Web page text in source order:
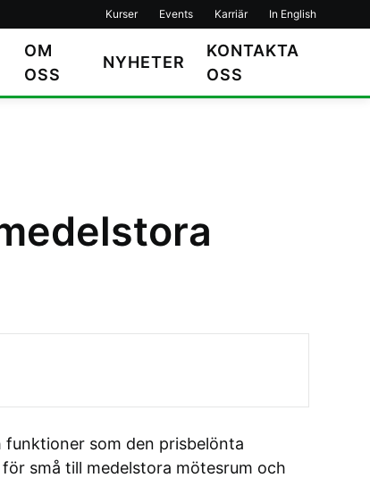
Kurser Events Karriär In English
OM
OSS
NYHETER
KONTAKTA
OSS
som den prisbelönta
små till medelstora mötesrum och